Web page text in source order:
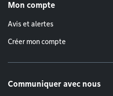
Mon compte
Avis et alertes
Créer mon compte
Communiquer avec nous